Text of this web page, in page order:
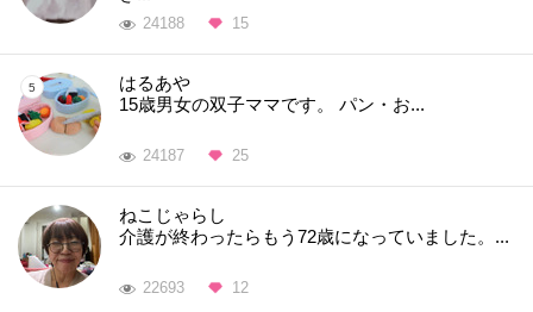
24188 15
はるあや
15歳男女の双子ママです。 パン・お...
24187 25
ねこじゃらし
介護が終わったらもう72歳になっていました。...
22693 12